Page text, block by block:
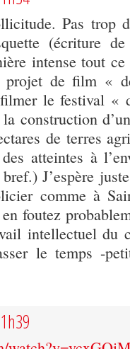
Pas trop
(écriture de
intense tout
projet de film «
le festival «
construction
de terres
atteintes à
J’espère
comme à
foutez
intellectuel du
le temps -